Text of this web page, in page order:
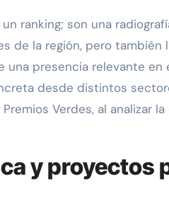
ranking; son una
de la región, pero también
presencia relevante
desde distintos
Verdes, al analizar
y proyectos